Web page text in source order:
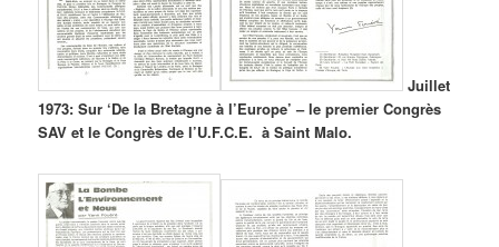
Juillet
1973: Sur ‘De la Bretagne à l’Europe’ – le premier Congrès
SAV et le Congrès de l’U.F.C.E. à Saint Malo.